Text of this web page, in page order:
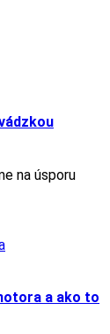
na úsporu
a ako to